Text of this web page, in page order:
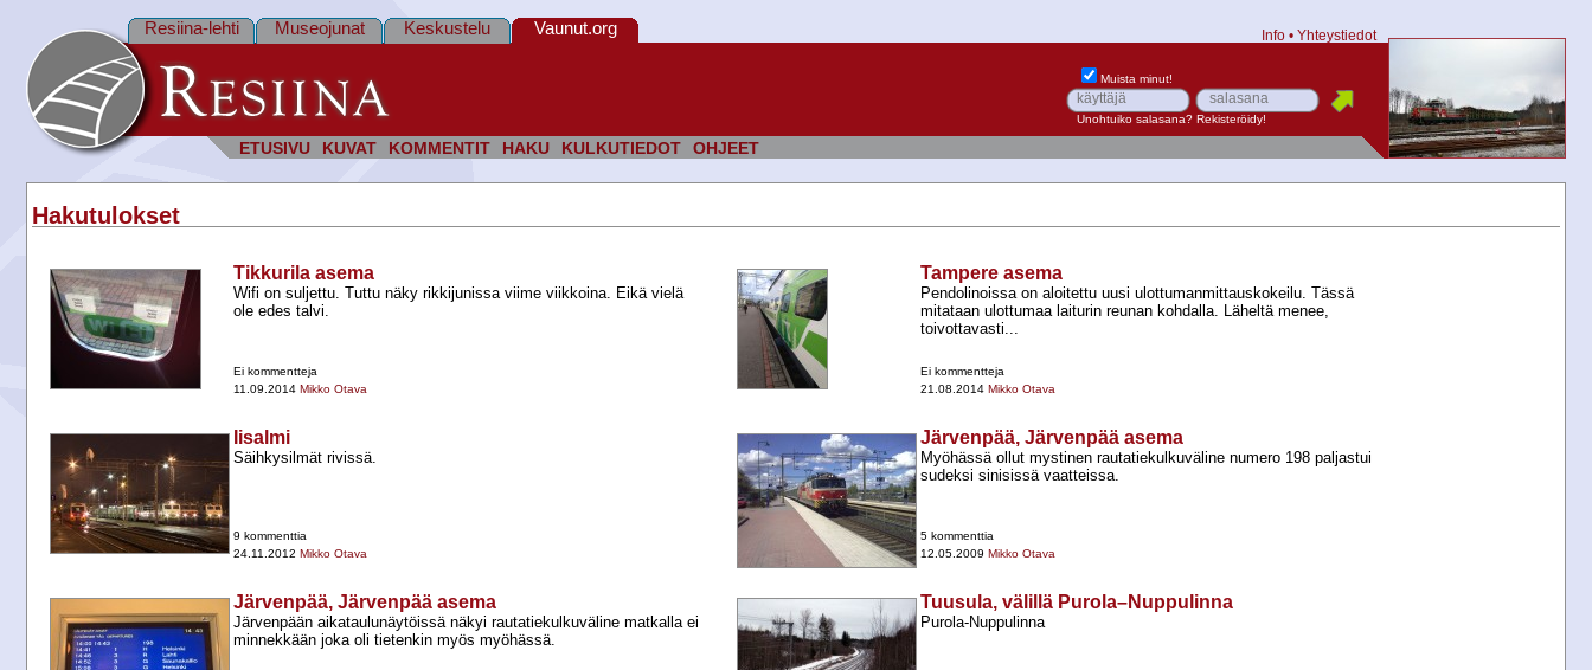
ETUSIVU KUVAT KOMMENTIT HAKU KULKUTIEDOT OHJEET
Resiina-lehti Museojunat Keskustelu Vaunut.org Info • Yhteystiedot
Muista minut!
Unohtuiko salasana? Rekisteröidy!
Hakutulokset
Tikkurila asema
Wifi on suljettu. Tuttu näky rikkijunissa viime viikkoina. Eikä vielä
ole edes talvi.
Ei kommentteja
11.09.2014 Mikko Otava
Tampere asema
Pendolinoissa on aloitettu uusi ulottumanmittauskokeilu. Tässä
mitataan ulottumaa laiturin reunan kohdalla. Läheltä menee,
toivottavasti...
Ei kommentteja
21.08.2014 Mikko Otava
Iisalmi
Säihkysilmät rivissä.
9 kommenttia
24.11.2012 Mikko Otava
Järvenpää, Järvenpää asema
Myöhässä ollut mystinen rautatiekulkuväline numero 198 paljastui
sudeksi sinisissä vaatteissa.
5 kommenttia
12.05.2009 Mikko Otava
Järvenpää, Järvenpää asema
Järvenpään aikataulunäytöissä näkyi rautatiekulkuväline matkalla ei
minnekkään joka oli tietenkin myös myöhässä.
Tuusula, välillä Purola–Nuppulinna
Purola-​Nuppulinna